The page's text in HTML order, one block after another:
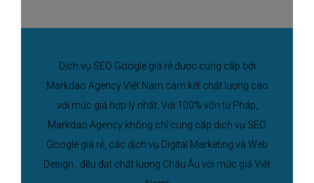
Dịch vụ SEO Google giá rẻ được cung cấp bởi
Markdao Agency Việt Nam cam kết chất lượng cao
với mức giá hợp lý nhất. Với 100% vốn từ Pháp,
Markdao Agency không chỉ cung cấp dịch vụ SEO
Google giá rẻ, các dịch vụ Digital Marketing và Web
Design.. đều đạt chất lượng Châu Âu với mức giá Việt